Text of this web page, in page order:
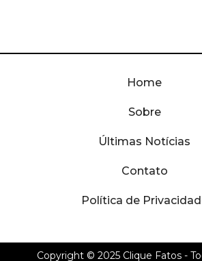
Home
Sobre
Últimas Notícias
Contato
Política de
Copyright © 2025 Clique Fatos-